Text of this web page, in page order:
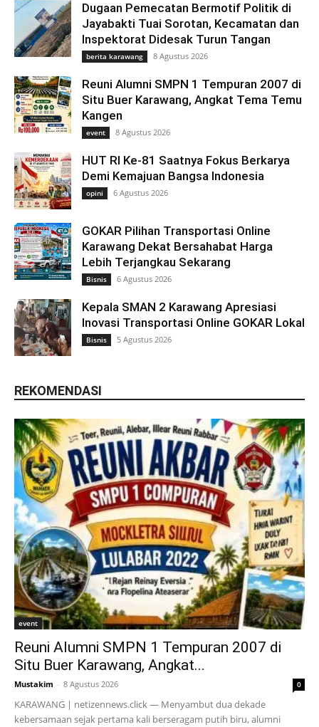
Dugaan Pemecatan Bermotif Politik di
Jayabakti Tuai Sorotan, Kecamatan dan
Inspektorat Didesak Turun Tangan
berita karawang 8 Agustus 2026
Reuni Alumni SMPN 1 Tempuran 2007 di
Situ Buer Karawang, Angkat Tema Temu
Kangen
event 8 Agustus 2026
HUT RI Ke-81 Saatnya Fokus Berkarya
Demi Kemajuan Bangsa Indonesia
opini 6 Agustus 2026
GOKAR Pilihan Transportasi Online
Karawang Dekat Bersahabat Harga
Lebih Terjangkau Sekarang
Bisnis 6 Agustus 2026
Kepala SMAN 2 Karawang Apresiasi
Inovasi Transportasi Online GOKAR Lokal
Bisnis 5 Agustus 2026
REKOMENDASI
event
Reuni Alumni SMPN 1 Tempuran 2007 di
Situ Buer Karawang, Angkat...
Mustakim - 8 Agustus 2026 0
KARAWANG | netizennews.click — Menyambut dua dekade
kebersamaan sejak pertama kali berseragam putih biru, alumni